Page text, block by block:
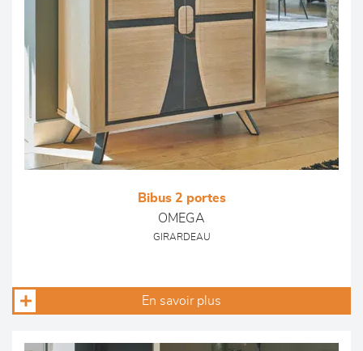
Bibus 2 portes
OMEGA
GIRARDEAU
En savoir plus